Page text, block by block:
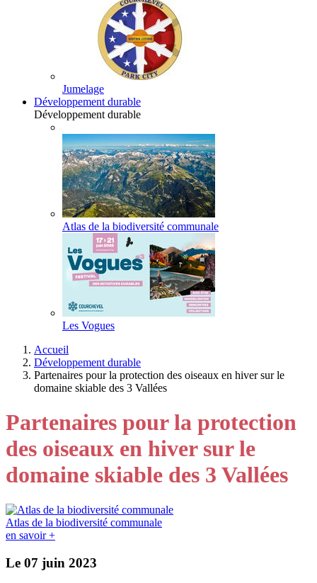
Jumelage
Développement durable
Développement durable
Atlas de la biodiversité communale
Les Vogues
Accueil
Développement durable
Partenaires pour la protection des oiseaux en hiver sur le
domaine skiable des 3 Vallées
Partenaires pour la protection
des oiseaux en hiver sur le
domaine skiable des 3 Vallées
Atlas de la biodiversité communale
en savoir +
Le 07 juin 2023